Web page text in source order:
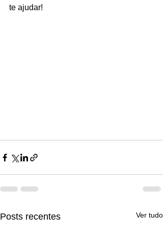
te ajudar!
Posts recentes Ver tudo